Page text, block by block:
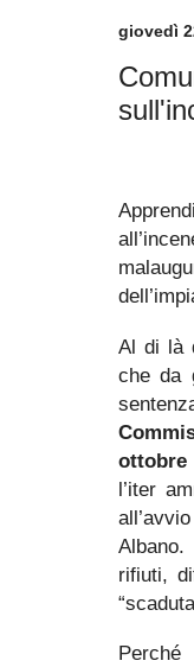
giovedì
Al di là
che da
ottobre
l’iter
rifiuti,